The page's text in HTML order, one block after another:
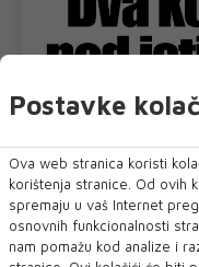
Postavke
Ova web stranica koristi
korištenja stranice. Od ovih
spremaju u vaš Internet
osnovnih funkcionalnosti
nam pomažu kod analize i